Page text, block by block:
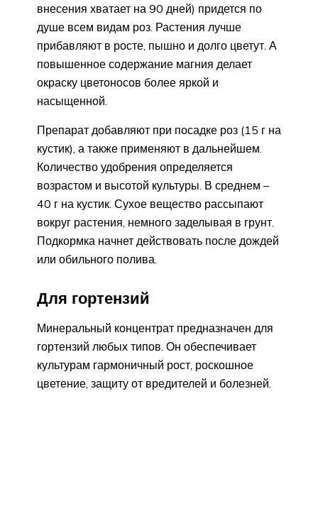
внесения хватает на 90 дней) придется по
душе всем видам роз. Растения лучше
прибавляют в росте, пышно и долго цветут. А
повышенное содержание магния делает
окраску цветоносов более яркой и
насыщенной.
Препарат добавляют при посадке роз (15 г на
кустик), а также применяют в дальнейшем.
Количество удобрения определяется
возрастом и высотой культуры. В среднем –
40 г на кустик. Сухое вещество рассыпают
вокруг растения, немного заделывая в грунт.
Подкормка начнет действовать после дождей
или обильного полива.
Для гортензий
Минеральный концентрат предназначен для
гортензий любых типов. Он обеспечивает
культурам гармоничный рост, роскошное
цветение, защиту от вредителей и болезней.